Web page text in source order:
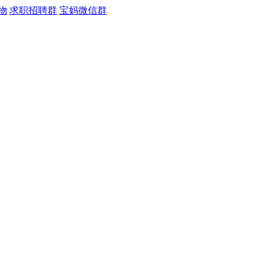
求职招聘群 宝妈微信群